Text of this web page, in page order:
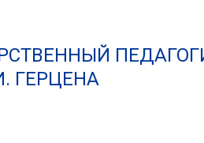
ГЕРЦЕНА